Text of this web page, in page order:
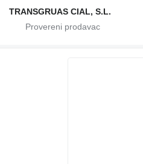
TRANSGRUAS CIAL, S.L.